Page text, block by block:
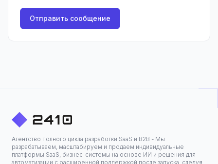
Отправить сообщение
Агентство полного цикла разработки SaaS и B2B - Мы
разрабатываем, масштабируем и продаем индивидуальные
платформы SaaS, бизнес-системы на основе ИИ и решения для
автоматизации с расширенной поддержкой после запуска, следуя